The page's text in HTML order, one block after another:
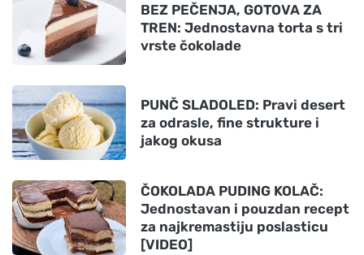
BEZ PEČENJA, GOTOVA ZA
TREN: Jednostavna torta s tri
vrste čokolade
PUNČ SLADOLED: Pravi desert
za odrasle, fine strukture i
jakog okusa
ČOKOLADA PUDING KOLAČ:
Jednostavan i pouzdan recept
za najkremastiju poslasticu
[VIDEO]